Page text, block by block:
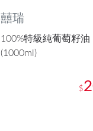
囍瑞
100%特級純葡萄籽油
(1000ml)
$